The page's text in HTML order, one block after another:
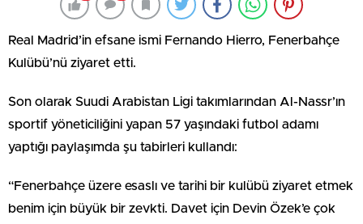
Real Madrid’in efsane ismi Fernando Hierro, Fenerbahçe
Kulübü’nü ziyaret etti.
Son olarak Suudi Arabistan Ligi takımlarından Al-Nassr’ın
sportif yöneticiliğini yapan 57 yaşındaki futbol adamı
yaptığı paylaşımda şu tabirleri kullandı:
“Fenerbahçe üzere esaslı ve tarihi bir kulübü ziyaret etmek
benim için büyük bir zevkti. Davet için Devin Özek’e çok